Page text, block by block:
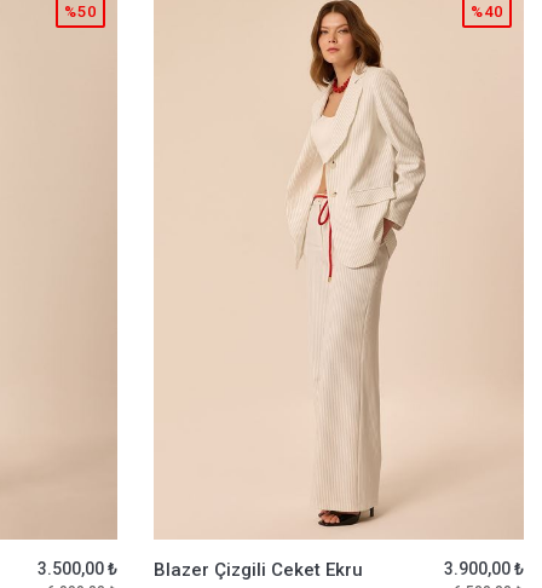
3.500,00 ₺
%50
Blazer Çizgili Ceket Ekru 3.900,00 ₺
%40